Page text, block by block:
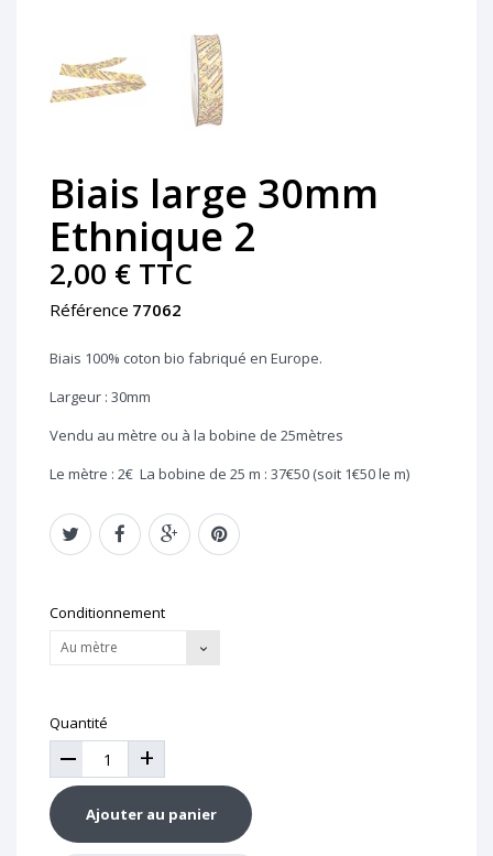
Biais large 30mm
Ethnique 2
2,00 € TTC
Référence 77062
Biais 100% coton bio fabriqué en Europe.
Largeur : 30mm
Vendu au mètre ou à la bobine de 25mètres
Le mètre : 2€ La bobine de 25 m : 37€50 (soit 1€50 le m)
Conditionnement
Au mètre
Quantité
+
Ajouter au panier